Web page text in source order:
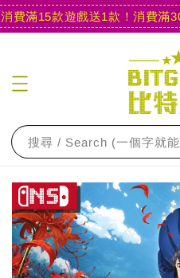
滿15款遊戲送1款！消費滿
搜尋 / Search (一個字就